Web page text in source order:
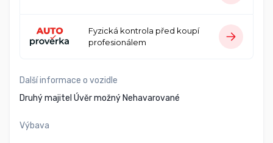
Fyzická kontrola před koupí
profesionálem
Další informace o vozidle
Druhý majitel Úvěr možný Nehavarované
Výbava